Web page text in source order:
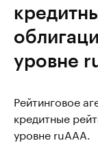
уровне
Рейтинговое
кредитные
уровне ruAAA.